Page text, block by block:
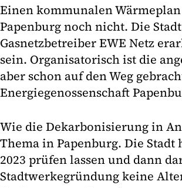
Einen kommunalen
Papenburg noch nicht. Die
Gasnetzbetreiber EWE Netz
sein. Organisatorisch ist die
aber schon auf den Weg
Energiegenossenschaft
Wie die Dekarbonisierung in
Thema in Papenburg. Die
2023 prüfen lassen und dann
Stadtwerkegründung keine